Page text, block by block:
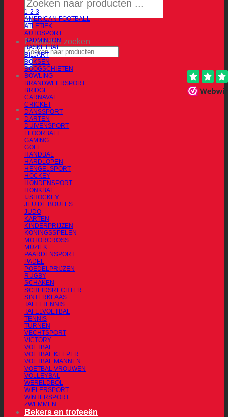
Producten zoeken
1-2-3
AMERICAN FOOTBALL
ATLETIEK
AUTOSPORT
BADMINTON
BASKETBAL
BILJART
BOKSEN
BOOGSCHIETEN
BOWLING
BRANDWEERSPORT
BRIDGE
CARNAVAL
CRICKET
DANSSPORT
DARTEN
DUIVENSPORT
FLOORBALL
GAMING
GOLF
HANDBAL
HARDLOPEN
HENGELSPORT
HOCKEY
HONDENSPORT
HONKBAL
IJSHOCKEY
JEU DE BOULES
JUDO
KARTEN
KINDERPRIJZEN
KONINGSSPELEN
MOTORCROSS
MUZIEK
PAARDENSPORT
PADEL
POEDELPRIJZEN
RUGBY
SCHAKEN
SCHEIDSRECHTER
SINTERKLAAS
TAFELTENNIS
TAFELVOETBAL
TENNIS
TURNEN
VECHTSPORT
VICTORY
VOETBAL
VOETBAL KEEPER
VOETBAL MANNEN
VOETBAL VROUWEN
VOLLEYBAL
WERELDBOL
WIELERSPORT
WINTERSPORT
ZWEMMEN
Bekers en trofeeën